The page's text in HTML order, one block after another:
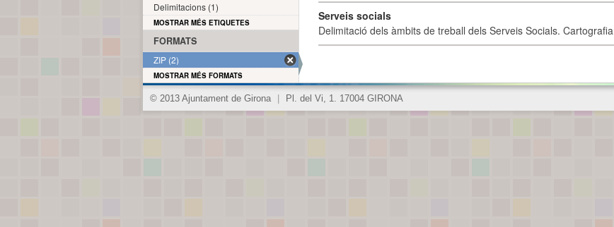
Serveis socials
Delimitació dels àmbits de treball dels Serveis Socials. Cartografia
Delimitacions (1)
MOSTRAR MÉS ETIQUETES
FORMATS
ZIP (2)
MOSTRAR MÉS FORMATS
© 2013 Ajuntament de Girona Pl. del Vi, 1. 17004 GIRONA